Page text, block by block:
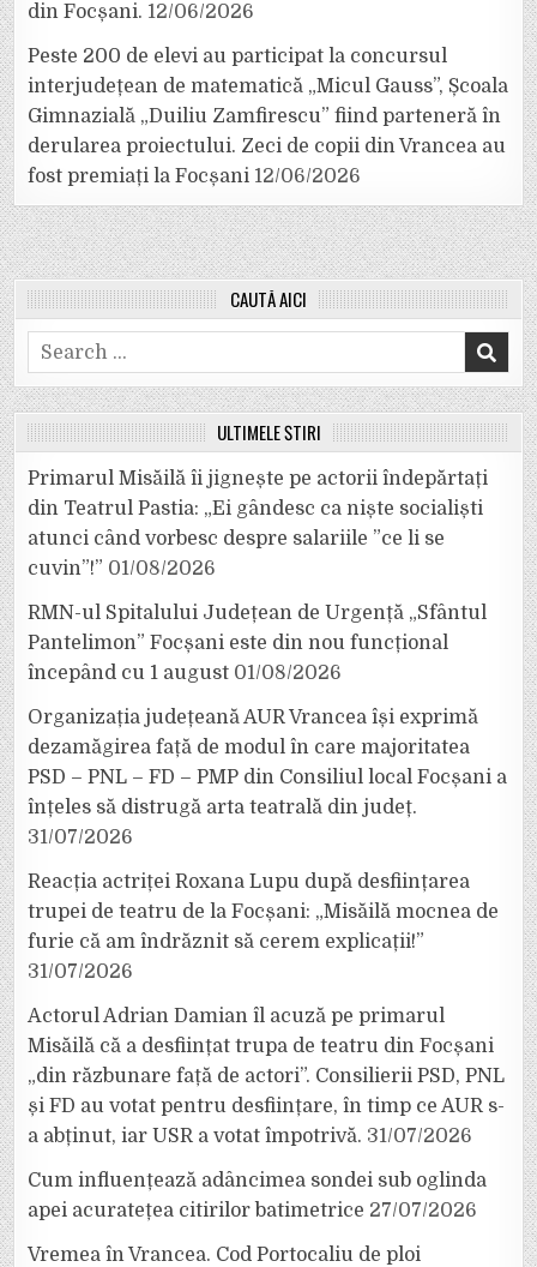
din Focșani. 12/06/2026
Peste 200 de elevi au participat la concursul
interjudețean de matematică „Micul Gauss”, Școala
Gimnazială „Duiliu Zamfirescu” fiind parteneră în
derularea proiectului. Zeci de copii din Vrancea au
fost premiați la Focșani 12/06/2026
CAUTĂ AICI
Search
for:
ULTIMELE ȘTIRI
Primarul Misăilă îi jignește pe actorii îndepărtați
din Teatrul Pastia: „Ei gândesc ca niște socialiști
atunci când vorbesc despre salariile ”ce li se
cuvin”!” 01/08/2026
RMN-ul Spitalului Județean de Urgență „Sfântul
Pantelimon” Focșani este din nou funcțional
începând cu 1 august 01/08/2026
Organizația județeană AUR Vrancea își exprimă
dezamăgirea față de modul în care majoritatea
PSD – PNL – FD – PMP din Consiliul local Focșani a
înțeles să distrugă arta teatrală din județ.
31/07/2026
Reacția actriței Roxana Lupu după desființarea
trupei de teatru de la Focșani: „Misăilă mocnea de
furie că am îndrăznit să cerem explicații!”
31/07/2026
Actorul Adrian Damian îl acuză pe primarul
Misăilă că a desființat trupa de teatru din Focșani
„din răzbunare față de actori”. Consilierii PSD, PNL
și FD au votat pentru desființare, în timp ce AUR s-
a abținut, iar USR a votat împotrivă. 31/07/2026
Cum influențează adâncimea sondei sub oglinda
apei acuratețea citirilor batimetrice 27/07/2026
Vremea în Vrancea. Cod Portocaliu de ploi